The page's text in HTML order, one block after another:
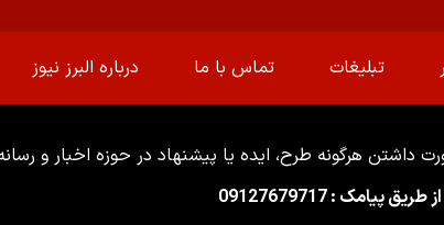
تبلیغات تماس با ما درباره البرز نیوز
هرگونه طرح، ایده یا پیشنهاد در حوزه اخبار و
پیامک : 09127679717